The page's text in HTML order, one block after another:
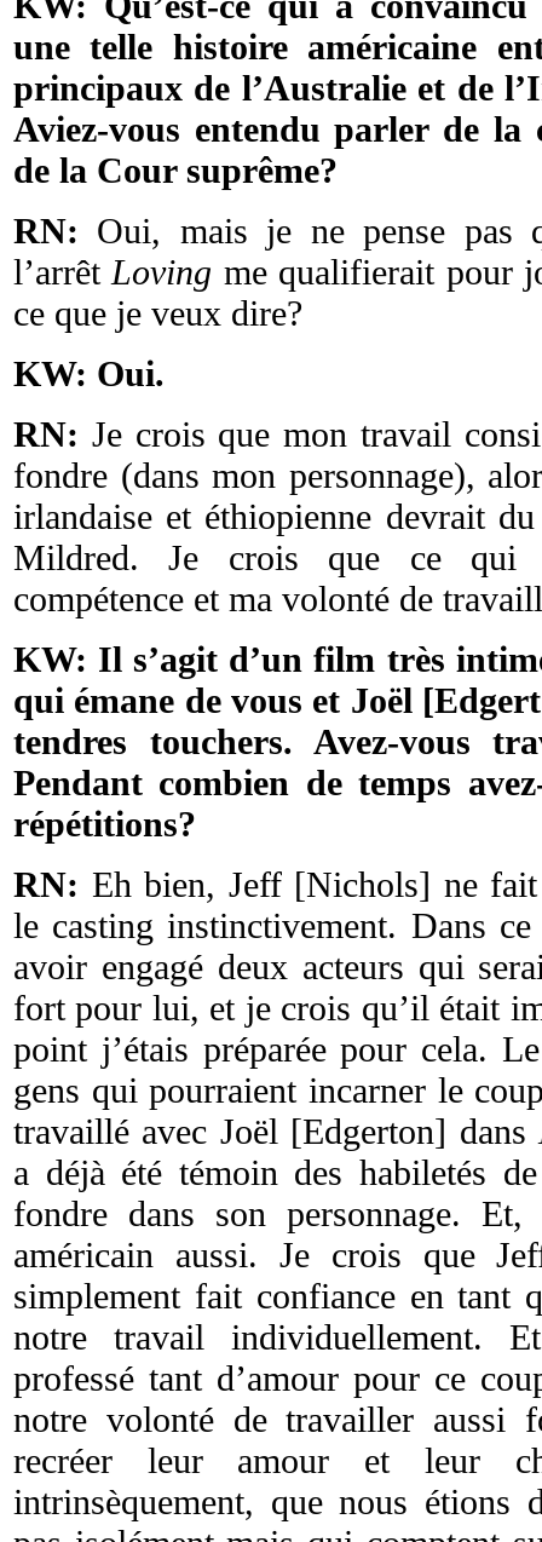
une telle histoire américaine
principaux de l’Australie et de
Aviez-vous entendu parler de la
de la Cour suprême?
RN: Oui, mais je ne pense pas
l’arrêt Loving me qualifierait pour
ce que je veux dire?
KW: Oui.
RN: Je crois que mon travail
fondre (dans mon personnage),
irlandaise et éthiopienne devrait
Mildred. Je crois que ce qui
compétence et ma volonté de
KW: Il s’agit d’un film très
qui émane de vous et Joël
tendres touchers. Avez-vous
Pendant combien de temps
répétitions?
RN: Eh bien, Jeff [Nichols] ne
le casting instinctivement. Dans
avoir engagé deux acteurs qui
fort pour lui, et je crois qu’il était
point j’étais préparée pour cela.
gens qui pourraient incarner le
travaillé avec Joël [Edgerton] dans
a déjà été témoin des habiletés
fondre dans son personnage.
américain aussi. Je crois que
simplement fait confiance en tant
notre travail individuellement.
professé tant d’amour pour ce
notre volonté de travailler aussi
recréer leur amour et leur
intrinsèquement, que nous étions